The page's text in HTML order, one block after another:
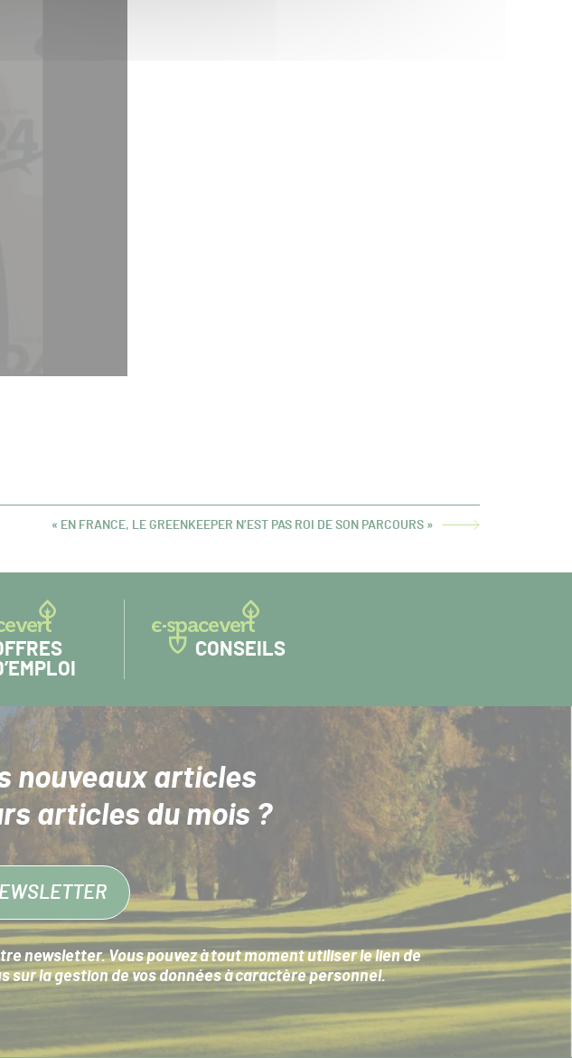
ARTICLE
« EN FRANCE, LE GREENKEEPER N’EST PAS ROI DE SON PARCOURS »
CONSEILS
nouveaux articles
articles du mois ?
newsletter. Vous pouvez à tout moment utiliser le lien de
sur lagestion de vos données à caractère personnel.